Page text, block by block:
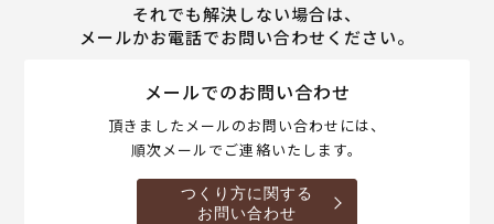
それでも解決しない場合は、
メールかお電話でお問い合わせください。
メールでのお問い合わせ
頂きましたメールのお問い合わせには、
順次メールでご連絡いたします。
つくり方に関する
お問い合わせ